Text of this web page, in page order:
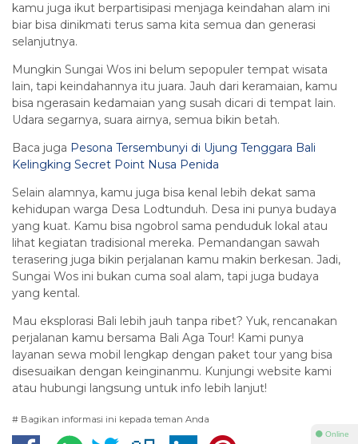
kamu juga ikut berpartisipasi menjaga keindahan alam ini
biar bisa dinikmati terus sama kita semua dan generasi
selanjutnya.
Mungkin Sungai Wos ini belum sepopuler tempat wisata
lain, tapi keindahannya itu juara. Jauh dari keramaian, kamu
bisa ngerasain kedamaian yang susah dicari di tempat lain.
Udara segarnya, suara airnya, semua bikin betah.
Baca juga Pesona Tersembunyi di Ujung Tenggara Bali
Kelingking Secret Point Nusa Penida
Selain alamnya, kamu juga bisa kenal lebih dekat sama
kehidupan warga Desa Lodtunduh. Desa ini punya budaya
yang kuat. Kamu bisa ngobrol sama penduduk lokal atau
lihat kegiatan tradisional mereka. Pemandangan sawah
terasering juga bikin perjalanan kamu makin berkesan. Jadi,
Sungai Wos ini bukan cuma soal alam, tapi juga budaya
yang kental.
Mau eksplorasi Bali lebih jauh tanpa ribet? Yuk, rencanakan
perjalanan kamu bersama Bali Aga Tour! Kami punya
layanan sewa mobil lengkap dengan paket tour yang bisa
disesuaikan dengan keinginanmu. Kunjungi website kami
atau hubungi langsung untuk info lebih lanjut!
# Bagikan informasi ini kepada teman Anda
⚫ Online